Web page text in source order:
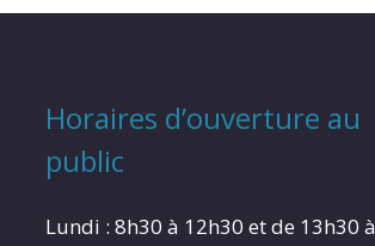
Horaires d’ouverture au
public
Lundi : 8h30 à 12h30 et de 13h30 à